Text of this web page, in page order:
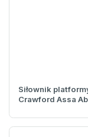
Siłownik
Crawford Assa